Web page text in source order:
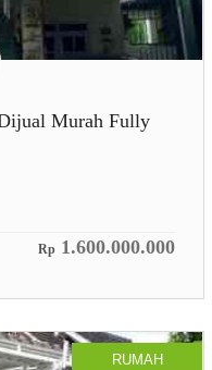
Murah Fully
Rp 1.600.000.000
RUMAH